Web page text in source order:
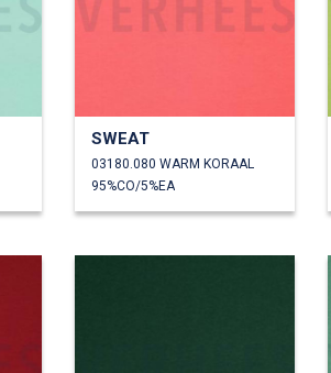
SWEAT
03180.080 WARM KORAAL
95%CO/5%EA